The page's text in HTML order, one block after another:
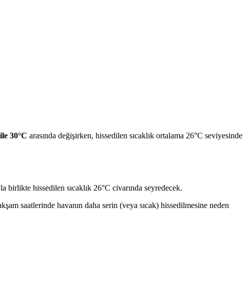
30°C arasında değişirken, hissedilen sıcaklık ortalama 26°C seviyesinde
birlikte hissedilen sıcaklık 26°C civarında seyredecek.
saatlerinde havanın daha serin (veya sıcak) hissedilmesine neden